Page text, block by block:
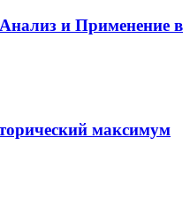
и Применение в
максимум